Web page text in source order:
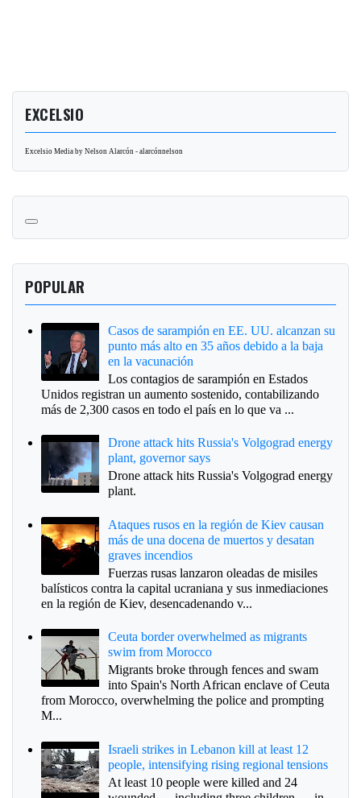
EXCELSIO
Excelsio Media by Nelson Alarcón - alarcónnelson
POPULAR
Casos de sarampión en EE. UU. alcanzan su
punto más alto en 35 años debido a la baja
en la vacunación
Los contagios de sarampión en Estados
Unidos registran un aumento sostenido, contabilizando
más de 2,300 casos en todo el país en lo que va ...
Drone attack hits Russia's Volgograd energy
plant, governor says
Drone attack hits Russia's Volgograd energy
plant.
Ataques rusos en la región de Kiev causan
más de una docena de muertos y desatan
graves incendios
Fuerzas rusas lanzaron oleadas de misiles
balísticos contra la capital ucraniana y sus inmediaciones
en la región de Kiev, desencadenando v...
Ceuta border overwhelmed as migrants
swim from Morocco
Migrants broke through fences and swam
into Spain's North African enclave of Ceuta
from Morocco, overwhelming the police and prompting
M...
Israeli strikes in Lebanon kill at least 12
people, intensifying rising regional tensions
At least 10 people were killed and 24